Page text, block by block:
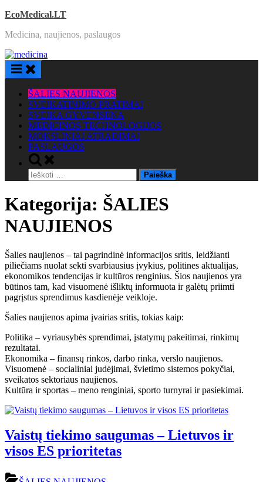
Skip
content
EcoMedical.LT
Medicina, naujienos, paslaugos
ŠALIES NAUJIENOS
SVEIKATINIMO PRATIMAI
SVEIKA GYVENSENA
MEDICINOS TECHNOLOGIJOS
MOKSLINIAI ATRADIMAI
PASLAUGOS
Toggle
search
form
Ieškoti:
Kategorija: ŠALIES
NAUJIENOS
Šalies naujienos – tai pagrindinė informacijos sritis, leidžianti
piliečiams nuolat sekti svarbiausius įvykius, politines aktualijas,
ekonomikos tendencijas ir kultūros renginius. Šios naujienos yra
būtinos tam, kad visuomenė išliktų informuota ir galėtų priimti
pagrįstus sprendimus kasdienėje veikloje.
Šalies naujienos apima įvairias sritis, tokias kaip:
Politika – vyriausybės sprendimai, įstatymų pakeitimai, rinkimų
rezultatai.
Ekonomika – finansų rinkos, darbo rinka, verslo naujienos.
Visuomenė – socialiniai judėjimai, švietimo sistemos pokyčiai,
sveikatos sektoriaus naujienos.
Kultūra ir sportas – meno renginiai, sporto turnyrai ir pasiekimai.
Vaistų tiekimo saugumas – Lietuvos ir
visos ES prioritetas